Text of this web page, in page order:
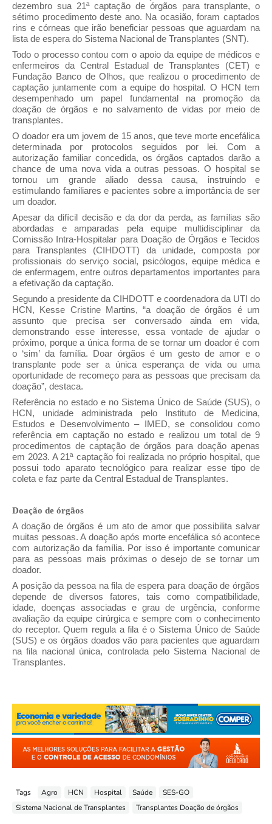
dezembro sua 21ª captação de órgãos para transplante, o
sétimo procedimento deste ano. Na ocasião, foram captados
rins e córneas que irão beneficiar pessoas que aguardam na
lista de espera do Sistema Nacional de Transplantes (SNT).
Todo o processo contou com o apoio da equipe de médicos e
enfermeiros da Central Estadual de Transplantes (CET) e
Fundação Banco de Olhos, que realizou o procedimento de
captação juntamente com a equipe do hospital. O HCN tem
desempenhado um papel fundamental na promoção da
doação de órgãos e no salvamento de vidas por meio de
transplantes.
O doador era um jovem de 15 anos, que teve morte encefálica
determinada por protocolos seguidos por lei. Com a
autorização familiar concedida, os órgãos captados darão a
chance de uma nova vida a outras pessoas. O hospital se
tornou um grande aliado dessa causa, instruindo e
estimulando familiares e pacientes sobre a importância de ser
um doador.
Apesar da difícil decisão e da dor da perda, as famílias são
abordadas e amparadas pela equipe multidisciplinar da
Comissão Intra-Hospitalar para Doação de Órgãos e Tecidos
para Transplantes (CIHDOTT) da unidade, composta por
profissionais do serviço social, psicólogos, equipe médica e
de enfermagem, entre outros departamentos importantes para
a efetivação da captação.
Segundo a presidente da CIHDOTT e coordenadora da UTI do
HCN, Kesse Cristine Martins, “a doação de órgãos é um
assunto que precisa ser conversado ainda em vida,
demonstrando esse interesse, essa vontade de ajudar o
próximo, porque a única forma de se tornar um doador é com
o ‘sim’ da família. Doar órgãos é um gesto de amor e o
transplante pode ser a única esperança de vida ou uma
oportunidade de recomeço para as pessoas que precisam da
doação”, destaca.
Referência no estado e no Sistema Único de Saúde (SUS), o
HCN, unidade administrada pelo Instituto de Medicina,
Estudos e Desenvolvimento – IMED, se consolidou como
referência em captação no estado e realizou um total de 9
procedimentos de captação de órgãos para doação apenas
em 2023. A 21ª captação foi realizada no próprio hospital, que
possui todo aparato tecnológico para realizar esse tipo de
coleta e faz parte da Central Estadual de Transplantes.
Doação de órgãos
A doação de órgãos é um ato de amor que possibilita salvar
muitas pessoas. A doação após morte encefálica só acontece
com autorização da família. Por isso é importante comunicar
para as pessoas mais próximas o desejo de se tornar um
doador.
A posição da pessoa na fila de espera para doação de órgãos
depende de diversos fatores, tais como compatibilidade,
idade, doenças associadas e grau de urgência, conforme
avaliação da equipe cirúrgica e sempre com o conhecimento
do receptor. Quem regula a fila é o Sistema Único de Saúde
(SUS) e os órgãos doados vão para pacientes que aguardam
na fila nacional única, controlada pelo Sistema Nacional de
Transplantes.
Tags Agro HCN Hospital Saúde
SES-GO
Sistema Nacional de Transplantes
Transplantes Doação de órgãos